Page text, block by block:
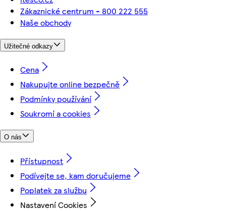
Zákaznické centrum - 800 222 555
Naše obchody
Užitečné odkazy
Cena
Nakupujte online bezpečně
Podmínky používání
Soukromí a cookies
O nás
Přístupnost
Podívejte se, kam doručujeme
Poplatek za službu
Nastavení Cookies